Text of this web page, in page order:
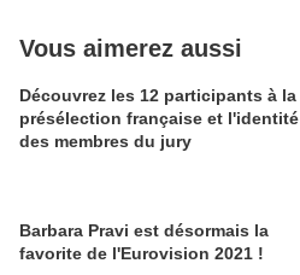
Vous aimerez aussi
Découvrez les 12 participants à la
présélection française et l'identité
des membres du jury
Barbara Pravi est désormais la
favorite de l'Eurovision 2021 !